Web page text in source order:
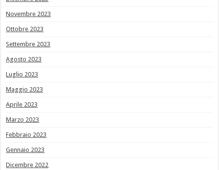
Novembre 2023
Ottobre 2023
Settembre 2023
Agosto 2023
Luglio 2023
Maggio 2023
Aprile 2023
Marzo 2023
Febbraio 2023
Gennaio 2023
Dicembre 2022